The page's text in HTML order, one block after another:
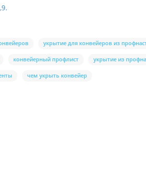
укрытие для конвейеров из
конвейерный профлист укрытие из
чем укрыть конвейер